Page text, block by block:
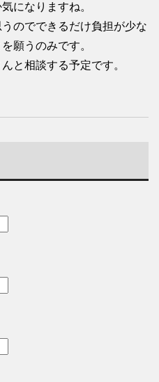
になりますね。
のでできるだけ負担が少な
願うのみです。
と相談する予定です。